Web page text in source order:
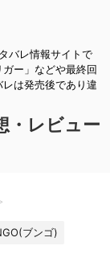
バレ情報サイトで
ー」などや最終回
は発売後であり違
・レビュー
ブンゴ)